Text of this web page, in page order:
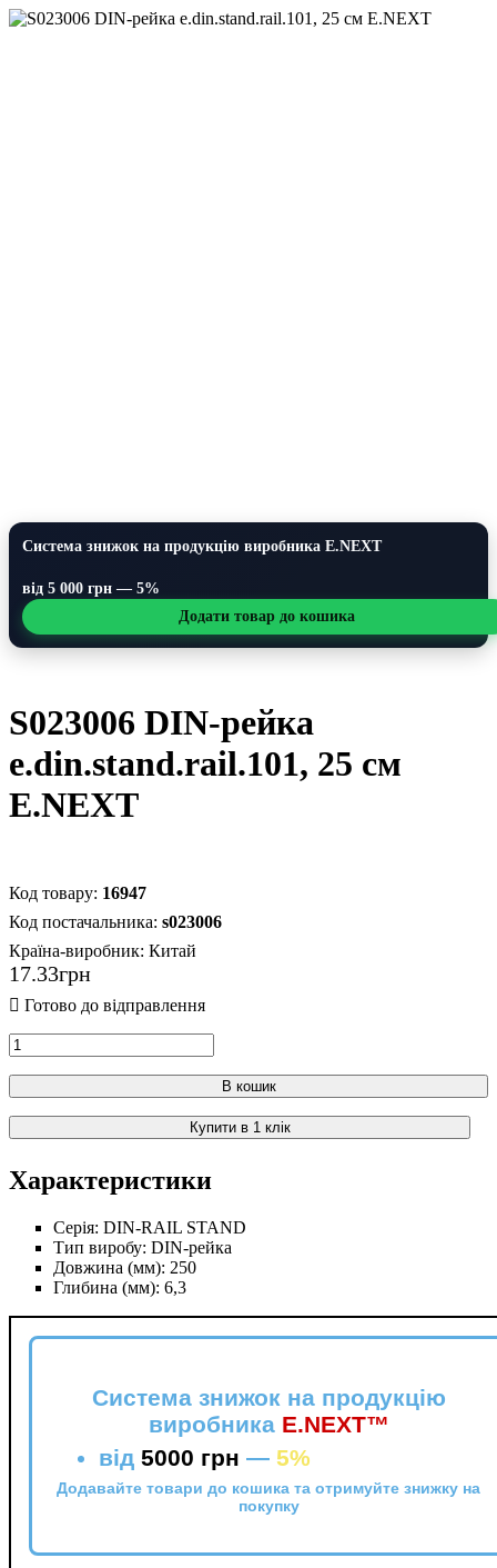
Система знижок на продукцію виробника E.NEXT
від 5 000 грн — 5%
Додати товар до кошика
S023006 DIN-рейка
e.din.stand.rail.101, 25 см
E.NEXT
16947
s023006
Країна-виробник: Китай
17.33грн
В кошик
Купити в 1 клік
Характеристики
Серія: DIN-RAIL STAND
Тип виробу: DIN-рейка
Довжина (мм): 250
Глибина (мм): 6,3
Система знижок на продукцію
виробника E.NEXT™
від 5000 грн — 5%
Додавайте товари до кошика та отримуйте знижку на
покупку